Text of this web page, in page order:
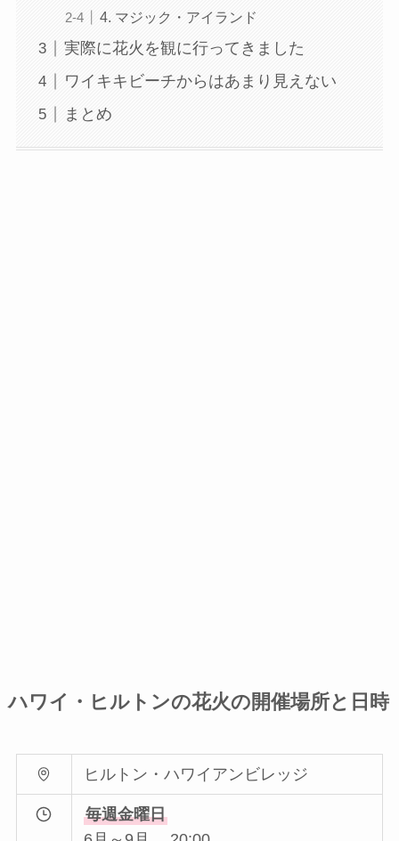
4. マジック・アイランド
実際に花火を観に行ってきました
ワイキキビーチからはあまり見えない
まとめ
ハワイ・ヒルトンの花火の開催場所と日時
ヒルトン・ハワイアンビレッジ
毎週金曜日